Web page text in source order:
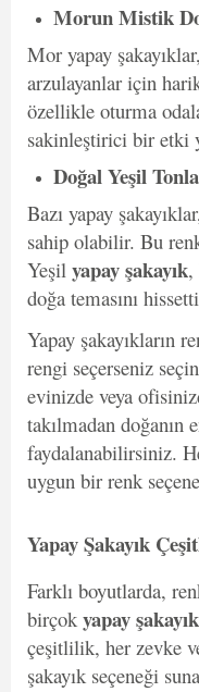
Morun Mistik
Mor yapay
arzulayanlar için
özellikle oturma
sakinleştirici bir etki
Doğal Yeşil
Bazı yapay
sahip olabilir. Bu
Yeşil yapay şakayık,
doğa temasını
Yapay şakayıkların
rengi seçerseniz
evinizde veya
takılmadan doğanın
faydalanabilirsiniz.
uygun bir renk
Yapay Şakayık
Farklı boyutlarda,
birçok yapay
çeşitlilik, her zevke
şakayık seçeneği